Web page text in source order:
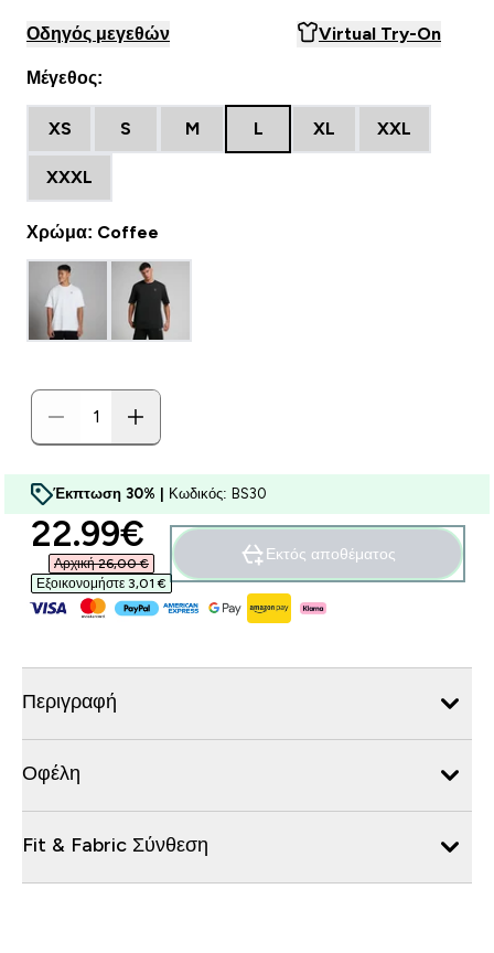
Οδηγός μεγεθών Virtual Try-On
Μέγεθος:
XS S M L XL XXL
XXXL
Χρώμα: Coffee
Έκπτωση 30% | Κωδικός: BS30
discounted price
22.99€‎
Αρχική 26,00 €‎
Εξοικονομήστε 3,01 €‎
Εκτός αποθέματος
Περιγραφή
Οφέλη
Fit & Fabric Σύνθεση